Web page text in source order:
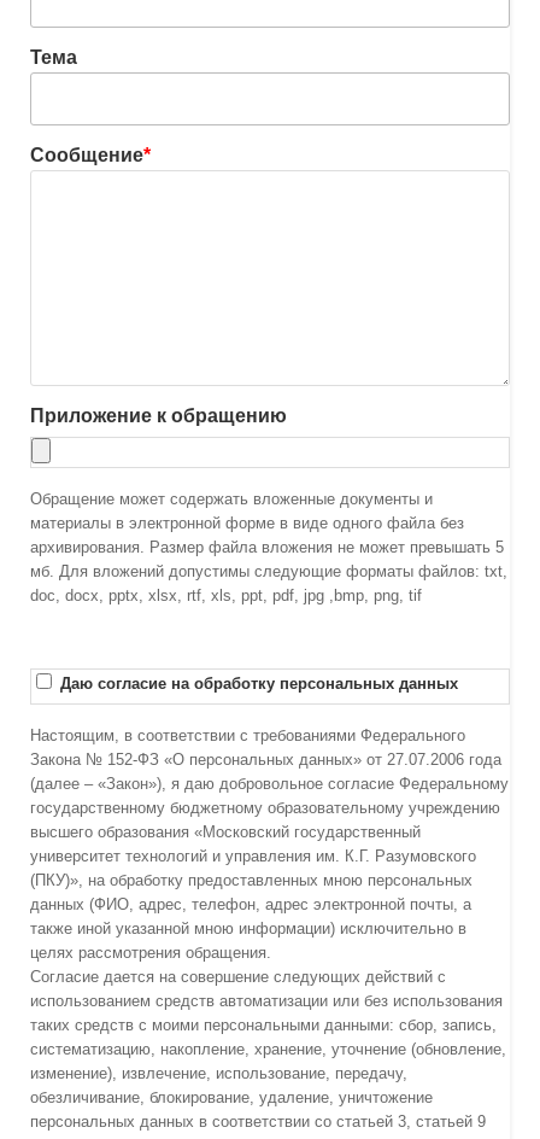
Тема
Сообщение*
Приложение к обращению
Обращение может содержать вложенные документы и
материалы в электронной форме в виде одного файла без
архивирования. Размер файла вложения не может превышать 5
мб. Для вложений допустимы следующие форматы файлов: txt,
doc, docx, pptx, xlsx, rtf, xls, ppt, pdf, jpg ,bmp, png, tif
Даю согласие на обработку персональных данных
Настоящим, в соответствии с требованиями Федерального
Закона № 152-ФЗ «О персональных данных» от 27.07.2006 года
(далее – «Закон»), я даю добровольное согласие Федеральному
государственному бюджетному образовательному учреждению
высшего образования «Московский государственный
университет технологий и управления им. К.Г. Разумовского
(ПКУ)», на обработку предоставленных мною персональных
данных (ФИО, адрес, телефон, адрес электронной почты, а
также иной указанной мною информации) исключительно в
целях рассмотрения обращения.
Согласие дается на совершение следующих действий с
использованием средств автоматизации или без использования
таких средств с моими персональными данными: сбор, запись,
систематизацию, накопление, хранение, уточнение (обновление,
изменение), извлечение, использование, передачу,
обезличивание, блокирование, удаление, уничтожение
персональных данных в соответствии со статьей 3, статьей 9